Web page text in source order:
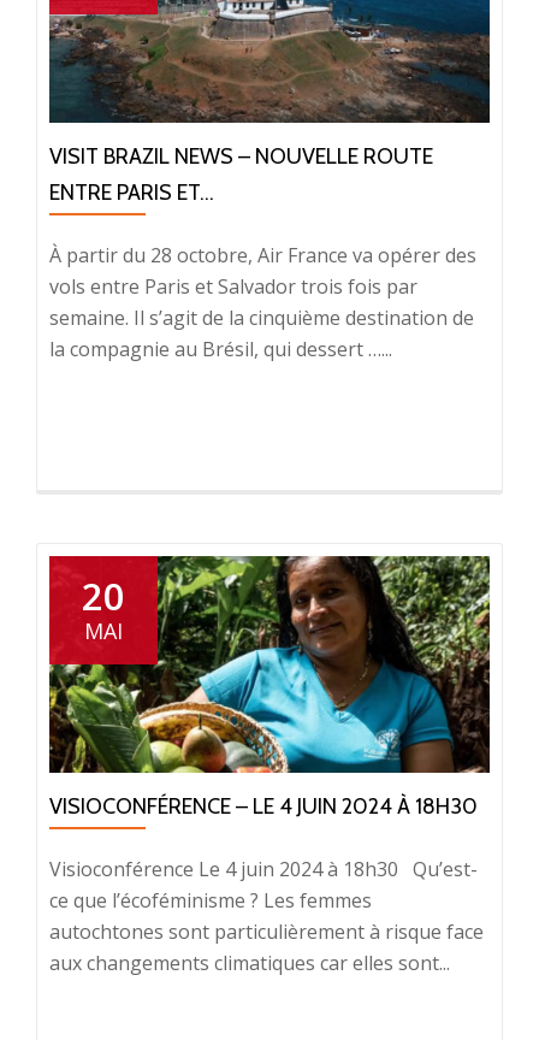
VISIT BRAZIL NEWS – NOUVELLE ROUTE
ENTRE PARIS ET...
À partir du 28 octobre, Air France va opérer des
vols entre Paris et Salvador trois fois par
semaine. Il s’agit de la cinquième destination de
la compagnie au Brésil, qui dessert …...
20
MAI
VISIOCONFÉRENCE – LE 4 JUIN 2024 À 18H30
Visioconférence Le 4 juin 2024 à 18h30 Qu’est-
ce que l’écoféminisme ? Les femmes
autochtones sont particulièrement à risque face
aux changements climatiques car elles sont...